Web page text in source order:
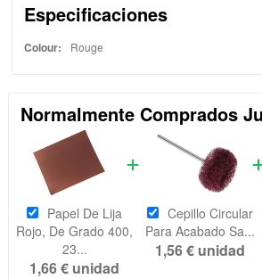
Especificaciones
Colour: Rouge
Normalmente Comprados
Papel De Lija
Rojo, De Grado 400,
23...
1,66 € unidad
Cepillo Circular
Para Acabado Sa...
1,56 € unidad